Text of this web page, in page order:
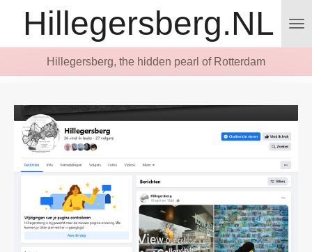
direct
naar
Hillegersberg.NL
Hillegersberg, the hidden pearl of Rotterdam